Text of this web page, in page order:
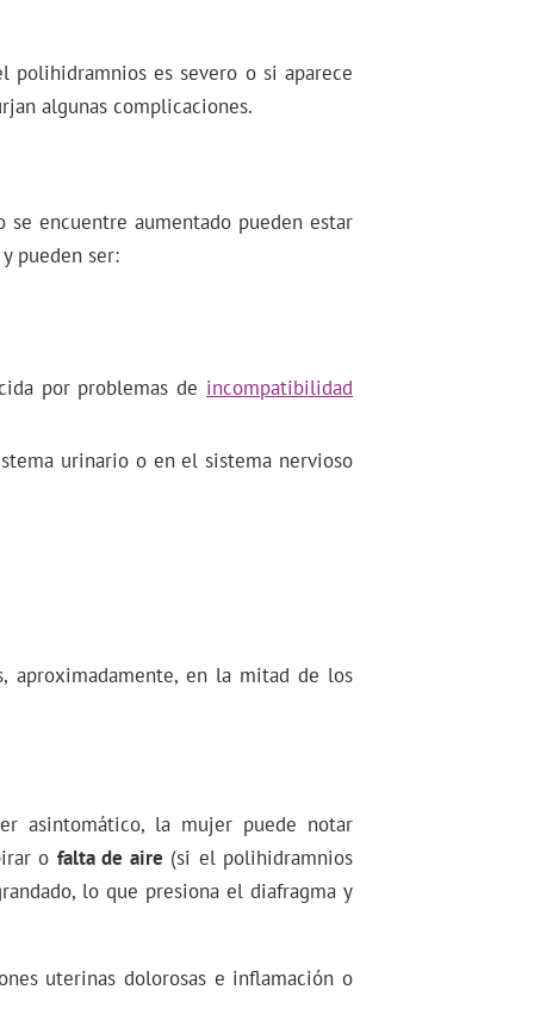
polihidramnios es severo o si aparece
algunas complicaciones.
encuentre aumentado pueden estar
pueden ser:
por problemas de incompatibilidad
urinario o en el sistema nervioso
aproximadamente, en la mitad de los
asintomático, la mujer puede notar
o falta de aire (si el polihidramnios
lo que presiona el diafragma y
uterinas dolorosas e inflamación o